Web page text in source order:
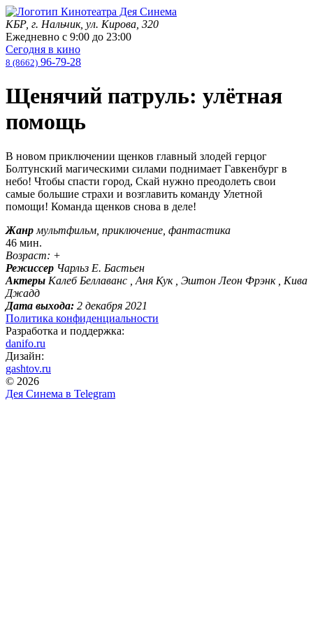
КБР, г. Нальчик, ул. Кирова, 320
Ежедневно с 9:00 до 23:00
Сегодня в кино
8 (8662) 96-79-28
Щенячий патруль: улётная
помощь
В новом приключении щенков главный злодей герцог
Болтунский магическими силами поднимает Гавкенбург в
небо! Чтобы спасти город, Скай нужно преодолеть свои
самые большие страхи и возглавить команду Улетной
помощи! Команда щенков снова в деле!
Жанр мультфильм, приключение, фантастика
46 мин.
Возраст: +
Режиссер Чарльз Е. Бастьен
Актеры Калеб Беллаванс , Аня Кук , Эштон Леон Фрэнк , Кива
Джадд
Дата выхода: 2 декабря 2021
Политика конфиденциальности
Разработка и поддержка:
danifo.ru
Дизайн:
gashtov.ru
© 2026
Дея Синема в Telegram